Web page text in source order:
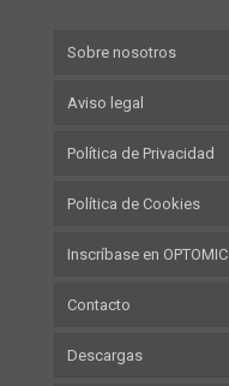
Sobre nosotros
Aviso legal
Política de Privacidad
Política de Cookies
Inscríbase en OPTOMIC
Contacto
Descargas